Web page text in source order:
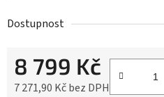
Dostupnost
8 799 Kč
7 271,90 Kč bez DPH